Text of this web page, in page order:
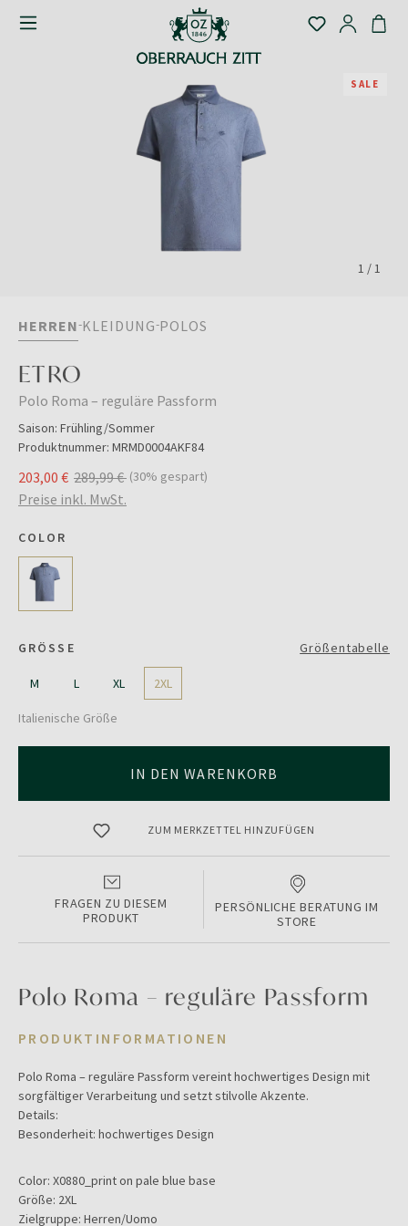
SALE
1 /1
HERREN KLEIDUNG POLOS
ETRO
Polo Roma – reguläre Passform
Saison: Frühling/Sommer
Produktnummer: MRMD0004AKF84
203,00 € 289,99 € (30% gespart)
Preise inkl. MwSt.
COLOR
GRÖSSE Größentabelle
M L XL 2XL
Italienische Größe
IN DEN WARENKORB
ZUM MERKZETTEL HINZUFÜGEN
FRAGEN ZU DIESEM
PRODUKT
PERSÖNLICHE BERATUNG IM
STORE
Polo Roma – reguläre Passform
PRODUKTINFORMATIONEN
Polo Roma – reguläre Passform vereint hochwertiges Design mit
sorgfältiger Verarbeitung und setzt stilvolle Akzente.
Details:
Besonderheit: hochwertiges Design
Color: X0880_print on pale blue base
Größe: 2XL
Zielgruppe: Herren/Uomo